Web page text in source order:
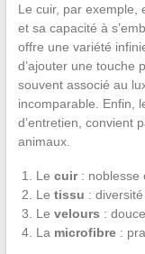
Le cuir, par exemple,
et sa capacité à
offre une variété
d’ajouter une touche
souvent associé au
incomparable. Enfin,
d’entretien, convient
animaux.
Le cuir: noblesse
Le tissu :
Le velours :
La microfibre: